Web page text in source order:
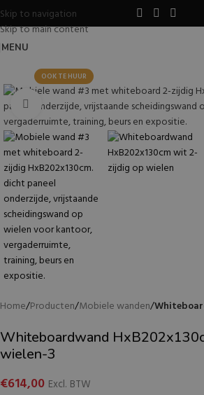
Skip to navigation
Skip to main content
MENU
OOK TE HUUR
Klik voor vergroting
Home Producten Mobiele wanden
Whiteboardwand
wielen-3
€614,00 Excl. BTW